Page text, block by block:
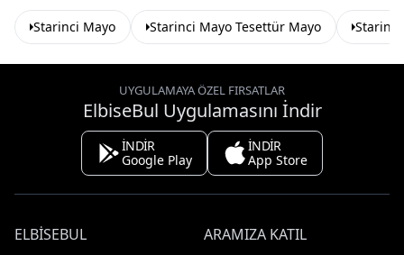
Starinci Mayo Starinci Mayo Tesettür Mayo Starinci
UYGULAMAYA ÖZEL FIRSATLAR
ElbiseBul Uygulamasını İndir
İNDİR
Google Play
İNDİR
App Store
ELBISEBUL
ARAMIZA KATIL